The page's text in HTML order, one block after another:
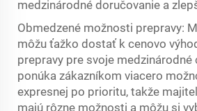
medzinárodné doručovanie a
Obmedzené možnosti prepravy:
môžu ťažko dostať k cenovo
prepravy pre svoje medzinárodné
ponúka zákazníkom viacero
expresnej po prioritu, takže
majú rôzne možnosti a môžu si